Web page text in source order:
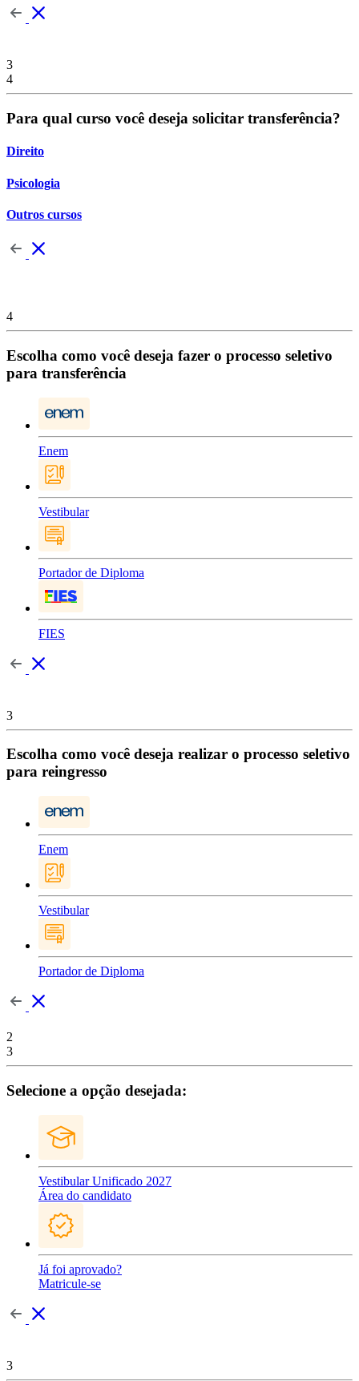
3
4
Para qual curso você deseja solicitar transferência?
Direito
Psicologia
Outros cursos
4
Escolha como você deseja fazer o processo seletivo
para transferência
Enem
Vestibular
Portador de Diploma
FIES
3
Escolha como você deseja realizar o processo seletivo
para reingresso
Enem
Vestibular
Portador de Diploma
2
3
Selecione a opção desejada:
Vestibular Unificado 2027
Área do candidato
Já foi aprovado?
Matricule-se
3